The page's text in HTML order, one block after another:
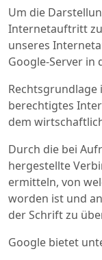
Um die
Internetauftritt
unseres
Google-Server in
Rechtsgrundlage
berechtigtes
dem
Durch die bei
hergestellte
ermitteln, von
worden ist und
der Schrift zu
Google bietet